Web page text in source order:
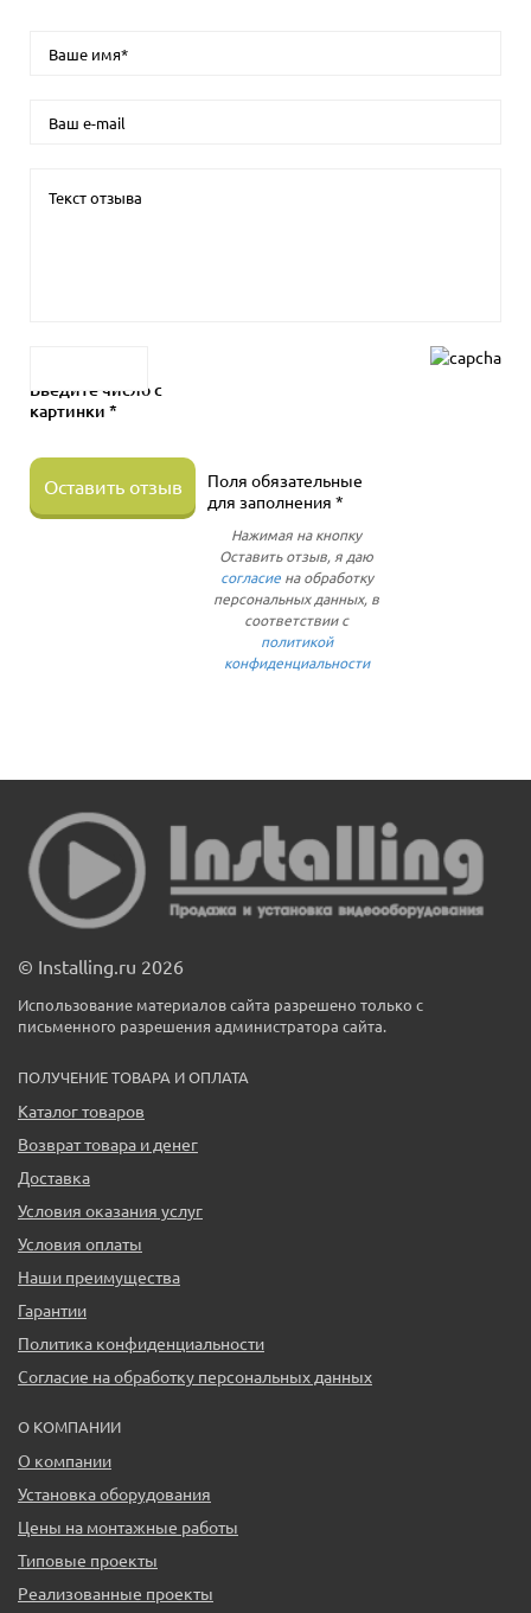
Введите число с
картинки *
Оставить отзыв
Поля обязательные
для заполнения *
Нажимая на кнопку
Оставить отзыв, я даю
согласиена обработку
персональных данных, в
соответствии с
политикой
конфиденциальности
© Installing.ru 2026
Использование материалов сайта разрешено только с
письменного разрешения администратора сайта.
ПОЛУЧЕНИЕ ТОВАРА И ОПЛАТА
Каталог товаров
Возврат товара и денег
Доставка
Условия оказания услуг
Условия оплаты
Наши преимущества
Гарантии
Политика конфиденциальности
Согласие на обработку персональных данных
О КОМПАНИИ
О компании
Установка оборудования
Цены на монтажные работы
Типовые проекты
Реализованные проекты